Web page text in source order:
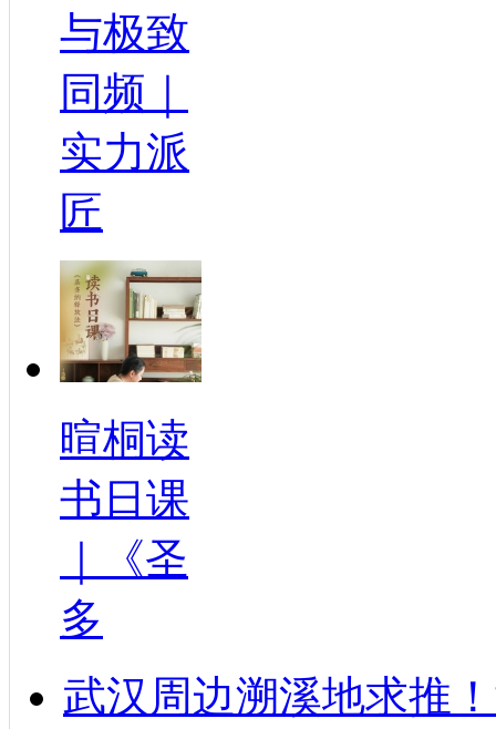
与极致
同频｜
实力派
匠
暄桐读
书日课
｜《圣
多
武汉周边溯溪地求推